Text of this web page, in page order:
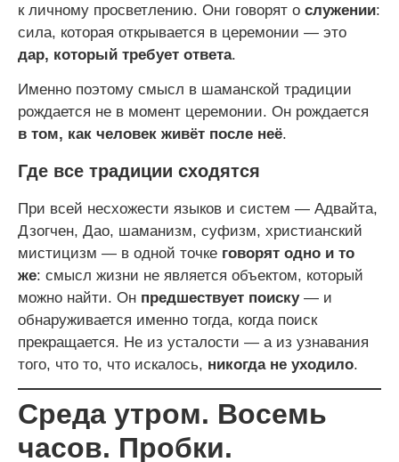
к личному просветлению. Они говорят о служении:
сила, которая открывается в церемонии — это
дар, который требует ответа.
Именно поэтому смысл в шаманской традиции
рождается не в момент церемонии. Он рождается
в том, как человек живёт после неё.
Где все традиции сходятся
При всей несхожести языков и систем — Адвайта,
Дзогчен, Дао, шаманизм, суфизм, христианский
мистицизм — в одной точке говорят одно и то
же: смысл жизни не является объектом, который
можно найти. Он предшествует поиску— и
обнаруживается именно тогда, когда поиск
прекращается. Не из усталости — а из узнавания
того, что то, что искалось, никогда не уходило.
Среда утром. Восемь
часов. Пробки.